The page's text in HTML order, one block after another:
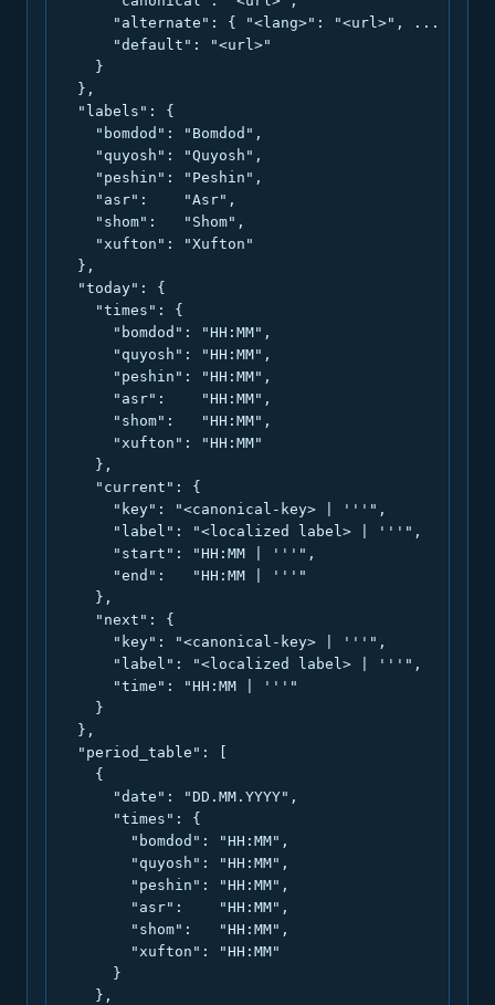
      "alternate": { "<lang>": "<url>", ... },
      "default": "<url>"
    }
  },
  "labels": {
    "bomdod": "Bomdod",
    "quyosh": "Quyosh",
    "peshin": "Peshin",
    "asr":    "Asr",
    "shom":   "Shom",
    "xufton": "Xufton"
  },
  "today": {
    "times": {
      "bomdod": "HH:MM",
      "quyosh": "HH:MM",
      "peshin": "HH:MM",
      "asr":    "HH:MM",
      "shom":   "HH:MM",
      "xufton": "HH:MM"
    },
    "current": {
      "key": "<canonical-key> | '''",
      "label": "<localized label> | '''",
      "start": "HH:MM | '''",
      "end":   "HH:MM | '''"
    },
    "next": {
      "key": "<canonical-key> | '''",
      "label": "<localized label> | '''",
      "time": "HH:MM | '''"
    }
  },
  "period_table": [
    {
      "date": "DD.MM.YYYY",
      "times": {
        "bomdod": "HH:MM",
        "quyosh": "HH:MM",
        "peshin": "HH:MM",
        "asr":    "HH:MM",
        "shom":   "HH:MM",
        "xufton": "HH:MM"
      }
    },